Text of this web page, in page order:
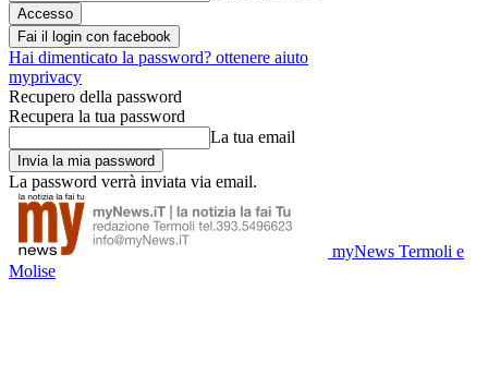
Fai il login con facebook
Hai dimenticato la password? ottenere aiuto
myprivacy
Recupero della password
Recupera la tua password
La tua email
La password verrà inviata via email.
myNews Termoli e
Molise